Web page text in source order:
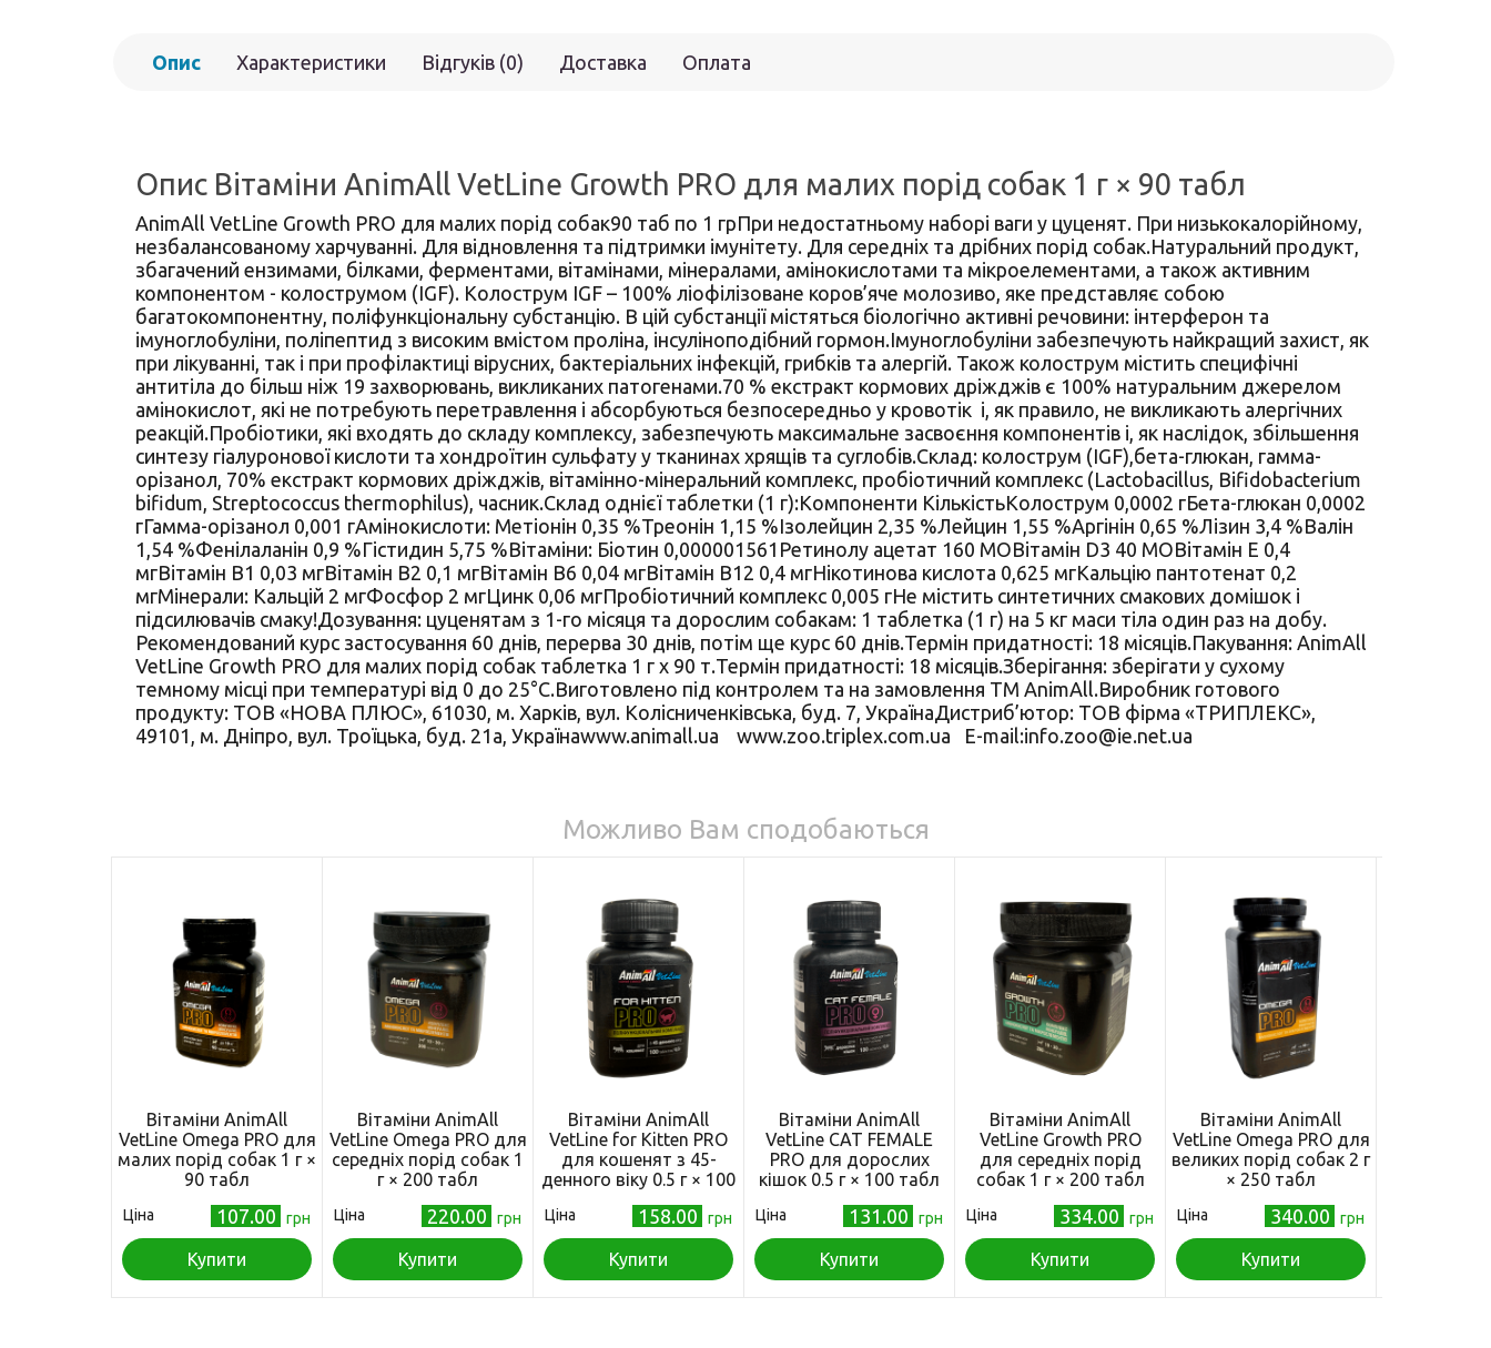
Опис Характеристики Відгуків (0) Доставка Оплата
Опис Вітаміни AnimAll VetLine Growth PRO для малих порід собак 1 г × 90 табл
AnimAll VetLine Growth PRO для малих порід собак90 таб по 1 грПри недостатньому наборі ваги у цуценят. При низькокалорійному,
незбалансованому харчуванні. Для відновлення та підтримки імунітету. Для середніх та дрібних порід собак.Натуральний продукт,
збагачений ензимами, білками, ферментами, вітамінами, мінералами, амінокислотами та мікроелементами, а також активним
компонентом - колострумом (IGF). Колострум IGF – 100% ліофілізоване коров’яче молозиво, яке представляє собою
багатокомпонентну, поліфункціональну субстанцію. В цій субстанції містяться біологічно активні речовини: інтерферон та
імуноглобуліни, поліпептид з високим вмістом проліна, інсуліноподібний гормон.Імуноглобуліни забезпечують найкращий захист, як
при лікуванні, так і при профілактиці вірусних, бактеріальних інфекцій, грибків та алергій. Також колострум містить специфічні
антитіла до більш ніж 19 захворювань, викликаних патогенами.70 % екстракт кормових дріжджів є 100% натуральним джерелом
амінокислот, які не потребують перетравлення і абсорбуються безпосередньо у кровотік і, як правило, не викликають алергічних
реакцій.Пробіотики, які входять до складу комплексу, забезпечують максимальне засвоєння компонентів і, як наслідок, збільшення
синтезу гіалуронової кислоти та хондроїтин сульфату у тканинах хрящів та суглобів.Склад: колострум (IGF),бета-глюкан, гамма-
орізанол, 70% екстракт кормових дріжджів, вітамінно-мінеральний комплекс, пробіотичний комплекс (Lactobacillus, Bifidobacterium
bifidum, Streptococcus thermophilus), часник.Склад однієї таблетки (1 г):Компоненти КількістьКолострум 0,0002 гБета-глюкан 0,0002
гГамма-орізанол 0,001 гАмінокислоти: Метіонін 0,35 %Треонін 1,15 %Ізолейцин 2,35 %Лейцин 1,55 %Аргінін 0,65 %Лізин 3,4 %Валін
1,54 %Фенілаланін 0,9 %Гістидин 5,75 %Вітаміни: Біотин 0,000001561Ретинолу ацетат 160 МОВітамін D3 40 МОВітамін E 0,4
мгВітамін В1 0,03 мгВітамін В2 0,1 мгВітамін В6 0,04 мгВітамін В12 0,4 мгНікотинова кислота 0,625 мгКальцію пантотенат 0,2
мгМінерали: Кальцій 2 мгФосфор 2 мгЦинк 0,06 мгПробіотичний комплекс 0,005 гНе містить синтетичних смакових домішок і
підсилювачів смаку!Дозування: цуценятам з 1-го місяця та дорослим собакам: 1 таблетка (1 г) на 5 кг маси тіла один раз на добу.
Рекомендований курс застосування 60 днів, перерва 30 днів, потім ще курс 60 днів.Термін придатності: 18 місяців.Пакування: AnimAll
VetLine Growth PRO для малих порід собак таблетка 1 г х 90 т.Термін придатності: 18 місяців.Зберігання: зберігати у сухому
темному місці при температурі від 0 до 25°С.Виготовлено під контролем та на замовлення ТМ AnimAll.Виробник готового
продукту: ТОВ «НОВА ПЛЮС», 61030, м. Харків, вул. Колісниченківська, буд. 7, УкраїнаДистриб’ютор: ТОВ фірма «ТРИПЛЕКС»,
49101, м. Дніпро, вул. Троїцька, буд. 21а, Українаwww.animall.ua www.zoo.triplex.com.ua E-mail:info.zoo@ie.net.ua
Можливо Вам сподобаються
Вітаміни AnimAll
VetLine Omega PRO для
малих порід собак 1 г ×
90 табл
Ціна 107.00 грн
Купити
Вітаміни AnimAll
VetLine Omega PRO для
середніх порід собак 1
г × 200 табл
Ціна 220.00 грн
Купити
Вітаміни AnimAll
VetLine for Kitten PRO
для кошенят з 45-
денного віку 0.5 г × 100
Ціна 158.00 грн
Купити
Вітаміни AnimAll
VetLine CAT FEMALE
PRO для дорослих
кішок 0.5 г × 100 табл
Ціна 131.00 грн
Купити
Вітаміни AnimAll
VetLine Growth PRO
для середніх порід
собак 1 г × 200 табл
Ціна 334.00 грн
Купити
Вітаміни AnimAll
VetLine Omega PRO для
великих порід собак 2 г
× 250 табл
Ціна 340.00 грн
Купити